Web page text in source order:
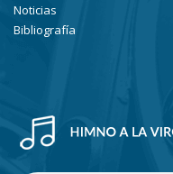
Noticias
Bibliografía